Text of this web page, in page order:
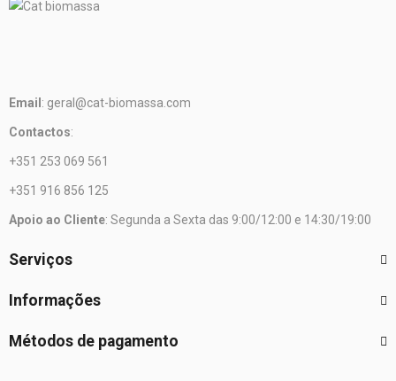
Email : geral@cat-biomassa.com
Contactos:
+351 253 069 561
+351 916 856 125
Apoio ao Cliente: Segunda a Sexta das 9:00/12:00 e 14:30/19:00
Serviços
Informações
Métodos de pagamento